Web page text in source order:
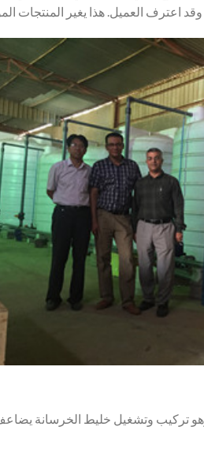
وقد اعترف العميل. هذا يغير المنتجات